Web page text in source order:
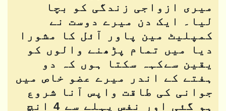
میری ازواجی زندگی کو بچا
لیا۔ ایک دن میرے دوست نے
کمپلیٹ مین پاور آئل کا مشورا
دیا میں تمام پڑھنے والوں کو
یقین سےکہہ سکتا ہوں کہ دو
ہفتے کے اندر میرے عضو خاص میں
جوانی کی طاقت واپس آنا شروع
ہو گئی اور نفس پہلے سے 4 انچ